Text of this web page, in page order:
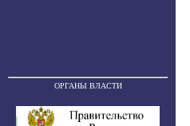
ОРГАНЫ ВЛАСТИ